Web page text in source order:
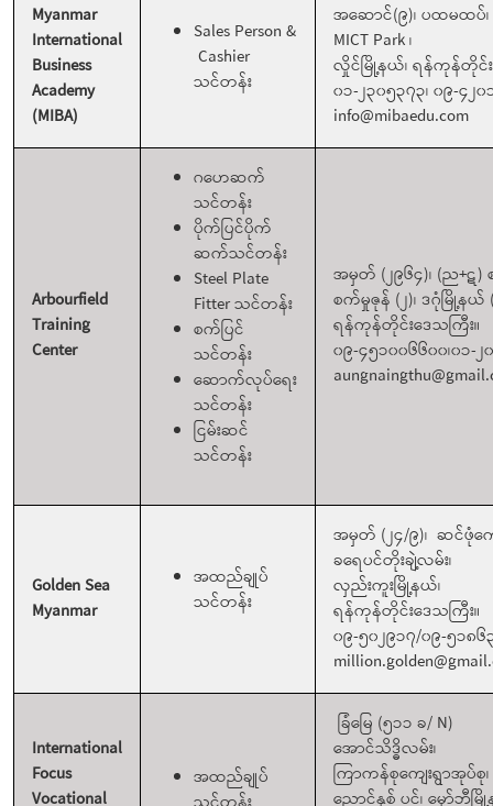
Myanmar
International
Business
Academy
(MIBA)
Sales Person &
Cashier
သင်တန်း
အဆောင်(၉)၊ ပထမထပ်၊
MICT Park ၊
လှိုင်မြို့နယ်၊ ရန်ကုန်တိုင်း
၀၁-၂၃၀၅၃၇၃၊ ၀၉-၄၂
info@mibaedu.com
Arbourfield
Training
Center
ဂဟေဆက်
သင်တန်း
ပိုက်ပြင်ပိုက်
ဆက်သင်တန်း
Steel Plate
Fitter သင်တန်း
စက်ပြင်
သင်တန်း
ဆောက်လုပ်ရေး
သင်တန်း
ငြမ်းဆင်
သင်တန်း
အမှတ် (၂၉၆၄)၊ (ည+ဋ)
စက်မှုဇုန် (၂)၊ ဒဂုံမြို့နယ်
ရန်ကုန်တိုင်းဒေသကြီး။
၀၉-၄၅၁၀၀၆၆၀၀၊၀၁-၂
Golden Sea
Myanmar
အထည်ချုပ်
သင်တန်း
အမှတ် (၂၄/၉)၊ ဆင်ဖုံကျ
ခရေပင်တိုးချဲ့လမ်း၊
လှည်းကူးမြို့နယ်၊
ရန်ကုန်တိုင်းဒေသကြီး။
၀၉-၅၀၂၉၁၇/၀၉-၅၁၈၆
International
Focus
Vocational
အထည်ချုပ်
ခြံမြေ (၅၁၁ ခ/ N)
အောင်သိဒ္ဓိလမ်း၊
ကြာကန်စုကျေးရွာအုပ်စု၊
ညောင်နှစ် ပင်၊ မှော်ဘီမ